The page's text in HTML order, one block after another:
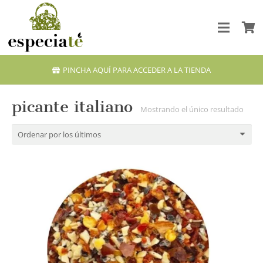
PINCHA AQUÍ PARA ACCEDER A LA TIENDA
picante italiano Mostrando el único resultado